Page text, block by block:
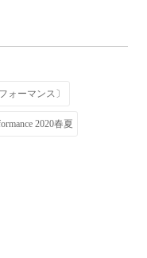
ォーマンス〕
2020春夏